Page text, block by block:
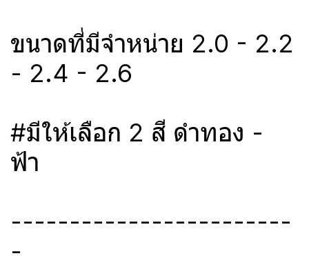
ขนาดที่มีจำหน่าย 2.0 - 2.2
- 2.4 - 2.6
#มีให้เลือก 2 สี ดำทอง -
ฟ้า
------------------------
-